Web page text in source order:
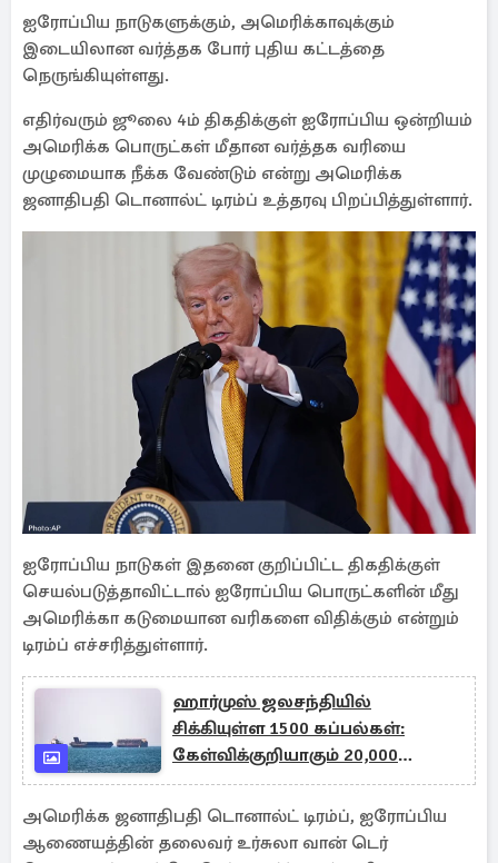
ஐரோப்பிய நாடுகளுக்கும், அமெரிக்காவுக்கும்
இடையிலான வர்த்தக போர் புதிய கட்டத்தை
நெருங்கியுள்ளது.
எதிர்வரும் ஜூலை 4ம் திகதிக்குள் ஐரோப்பிய ஒன்றியம்
அமெரிக்க பொருட்கள் மீதான வர்த்தக வரியை
முழுமையாக நீக்க வேண்டும் என்று அமெரிக்க
ஜனாதிபதி டொனால்ட் டிரம்ப் உத்தரவு பிறப்பித்துள்ளார்.
ஐரோப்பிய நாடுகள் இதனை குறிப்பிட்ட திகதிக்குள்
செயல்படுத்தாவிட்டால் ஐரோப்பிய பொருட்களின் மீது
அமெரிக்கா கடுமையான வரிகளை விதிக்கும் என்றும்
டிரம்ப் எச்சரித்துள்ளார்.
ஹார்முஸ் ஜலசந்தியில்
சிக்கியுள்ள 1500 கப்பல்கள்:
கேள்விக்குறியாகும் 20,000
மாலுமிகள் நிலை?
அமெரிக்க ஜனாதிபதி டொனால்ட் டிரம்ப், ஐரோப்பிய
ஆணையத்தின் தலைவர் உர்சுலா வான் டெர்